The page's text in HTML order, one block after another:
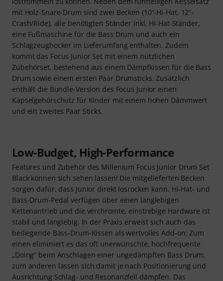
mit Holz-Snare-Drum sind zwei Becken (10“-Hi-Hat, 12“-
Crash/Ride), alle benötigten Ständer inkl. Hi-Hat-Ständer,
eine Fußmaschine für die Bass Drum und auch ein
Schlagzeughocker im Lieferumfang enthalten. Zudem
kommt das Focus Junior Set mit einem nützlichen
Zubehörset, bestehend aus einem Dämpfkissen für die Bass
Drum sowie einem ersten Paar Drumsticks. Zusätzlich
enthält die Bundle-Version des Focus Junior einen
Kapselgehörschutz für Kinder mit einem hohen Dämmwert
und ein zweites Paar Sticks.
Low-Budget, High-Performance
Features und Zubehör des Millenium Focus Junior Drum Set
Black können sich sehen lassen! Die mitgelieferten Becken
sorgen dafür, dass Junior direkt losrocken kann. Hi-Hat- und
Bass-Drum-Pedal verfügen über einen langlebigen
Kettenantrieb und die verchromte, einstrebige Hardware ist
stabil und langlebig. In der Praxis erweist sich auch das
beiliegende Bass-Drum-Kissen als wertvolles Add-on: Zum
einen eliminiert es das oft unerwünschte, hochfrequente
„Doing“ beim Anschlagen einer ungedämpften Bass Drum;
zum anderen lassen sich damit je nach Positionierung und
Ausrichtung Schlag- und Resonanzfell dämpfen. Das